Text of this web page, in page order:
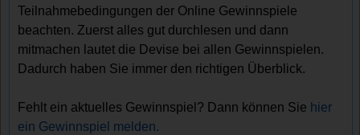
Teilnahmebedingungen der Online Gewinnspiele
beachten. Zuerst alles gut durchlesen und dann
mitmachen lautet die Devise bei allen Gewinnspielen.
Dadurch haben Sie immer den richtigen Überblick.
Fehlt ein aktuelles Gewinnspiel? Dann können Sie hier
ein Gewinnspiel melden.